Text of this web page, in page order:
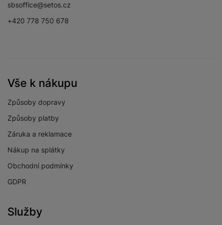
sbsoffice@setos.cz
+420 778 750 678
Vše k nákupu
Způsoby dopravy
Způsoby platby
Záruka a reklamace
Nákup na splátky
Obchodní podmínky
GDPR
Služby